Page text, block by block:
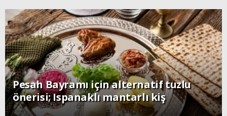
Pesah Bayramı için alternatif tuzlu
önerisi; Ispanaklı mantarlı kiş